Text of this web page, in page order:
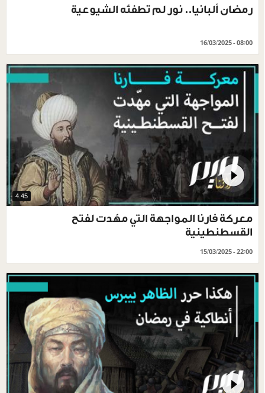
رمضان ألبانيا.. نور لم تطفئه الشيوعية
16/03/2025 - 08:00
4.45
معركة فارنا المواجهة التي مهّدت لفتح
القسطنطينية
15/03/2025 - 22:00